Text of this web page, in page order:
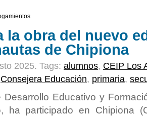
la obra del nuevo
de Chipiona
2025. Tags: alumnos, CEIP Los
Consejera Educación, primaria,
Desarrollo Educativo y
ha participado en Chipiona